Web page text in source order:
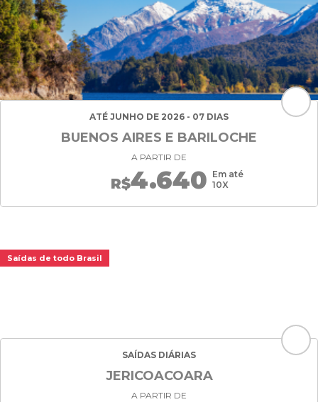
ATÉ JUNHO DE 2026 - 07 DIAS
BUENOS AIRES E BARILOCHE
A PARTIR DE
R$4.640 Em até
10X
Saídas de todo Brasil
SAÍDAS DIÁRIAS
JERICOACOARA
A PARTIR DE